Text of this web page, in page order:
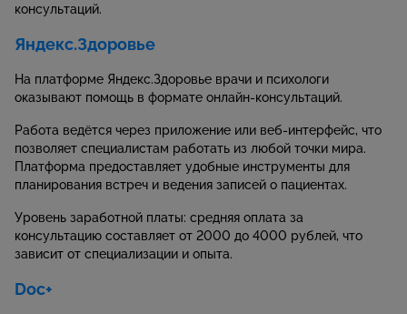
консультаций.
Яндекс.Здоровье
На платформе Яндекс.Здоровье врачи и психологи
оказывают помощь в формате онлайн-консультаций.
Работа ведётся через приложение или веб-интерфейс, что
позволяет специалистам работать из любой точки мира.
Платформа предоставляет удобные инструменты для
планирования встреч и ведения записей о пациентах.
Уровень заработной платы: средняя оплата за
консультацию составляет от 2000 до 4000 рублей, что
зависит от специализации и опыта.
Doc+